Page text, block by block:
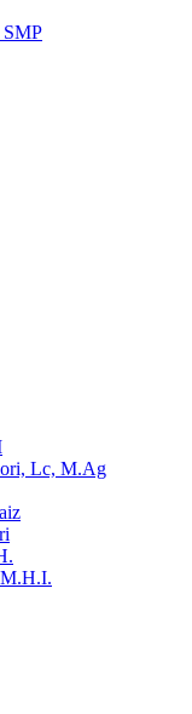
Lc, M.Ag